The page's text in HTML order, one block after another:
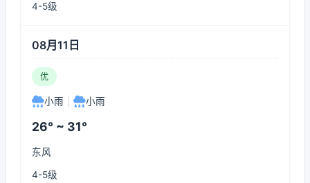
4-5级
08月11日
优
小雨 小雨
26° ~ 31°
东风
4-5级